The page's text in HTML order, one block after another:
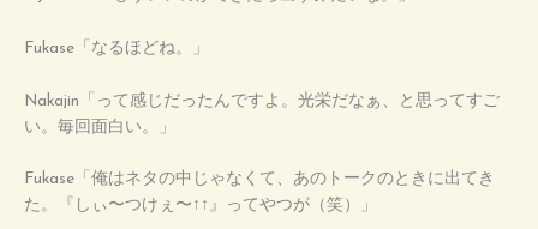
Fukase「なるほどね。」
Nakajin「って感じだったんですよ。光栄だなぁ、と思ってすご
い。毎回面白い。」
Fukase「俺はネタの中じゃなくて、あのトークのときに出てき
た。『しぃ〜つけぇ〜↑↑』ってやつが（笑）」